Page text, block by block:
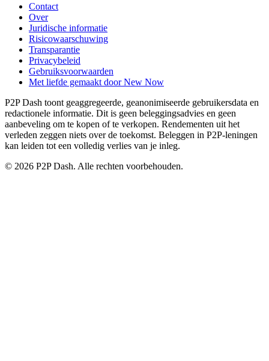
Contact
Over
Juridische informatie
Risicowaarschuwing
Transparantie
Privacybeleid
Gebruiksvoorwaarden
Met liefde gemaakt door New Now
P2P Dash toont geaggregeerde, geanonimiseerde gebruikersdata en
redactionele informatie. Dit is geen beleggingsadvies en geen
aanbeveling om te kopen of te verkopen. Rendementen uit het
verleden zeggen niets over de toekomst. Beleggen in P2P-leningen
kan leiden tot een volledig verlies van je inleg.
© 2026 P2P Dash. Alle rechten voorbehouden.